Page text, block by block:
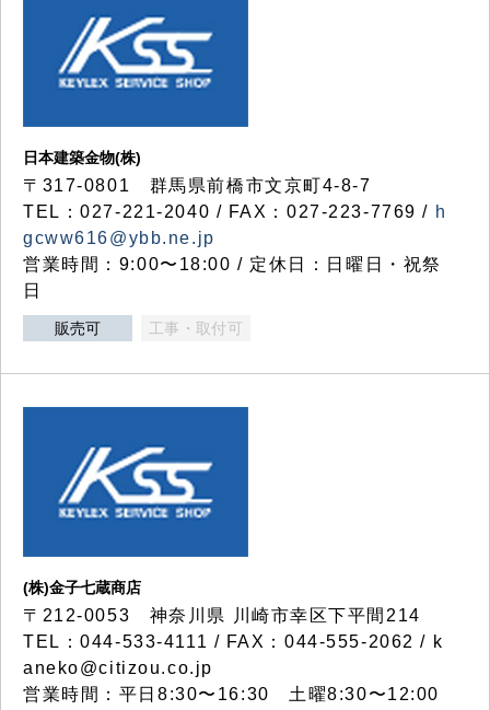
日本建築金物(株)
〒317‐0801 群馬県前橋市文京町4-8-7
TEL：027-221-2040 / FAX：027-223-7769 / h
gcww616@ybb.ne.jp
営業時間：9:00〜18:00 / 定休日：日曜日・祝祭
日
販売可 工事・取付可
(株)金子七蔵商店
〒212-0053 神奈川県 川崎市幸区下平間214
TEL：044-533-4111 / FAX：044-555-2062 / k
aneko@citizou.co.jp
営業時間：平日8:30〜16:30 土曜8:30〜12:00